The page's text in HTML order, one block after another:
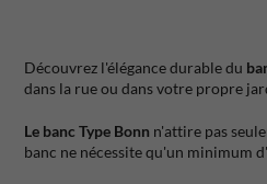
Découvrez l'élégance durable du
dans la rue ou dans votre propre
Le banc Type Bonn n'attire pas
banc ne nécessite qu'un minimum